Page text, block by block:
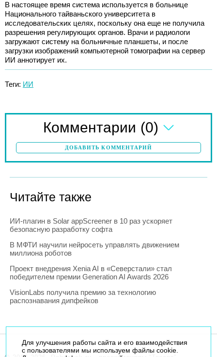
В настоящее время система используется в больнице
Национального тайваньского университета в
исследовательских целях, поскольку она еще не получила
разрешения регулирующих органов. Врачи и радиологи
загружают систему на больничные планшеты, и после
загрузки изображений компьютерной томографии на сервер
ИИ аннотирует их.
Теги: ИИ
Комментарии (0)
ДОБАВИТЬ КОММЕНТАРИЙ
Читайте также
ИИ-плагин в Solar appScreener в 10 раз ускоряет
безопасную разработку софта
В МФТИ научили нейросеть управлять движением
миллиона роботов
Проект внедрения Xenia AI в «Северстали» стал
победителем премии Generation AI Awards 2026
VisionLabs получила премию за технологию
распознавания дипфейков
Для улучшения работы сайта и его взаимодействия
с пользователями мы используем файлы cookie.